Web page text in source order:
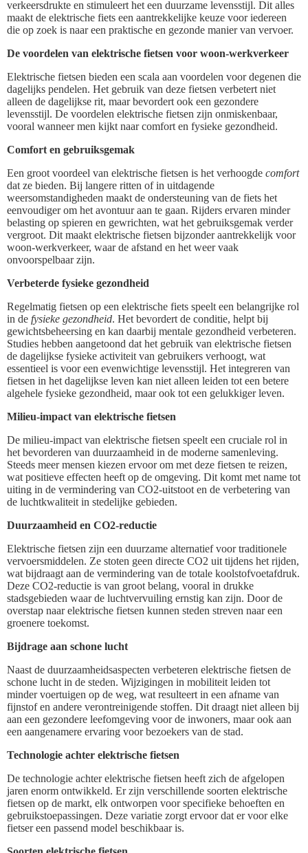
verkeersdrukte en stimuleert het een duurzame levensstijl. Dit alles
maakt de elektrische fiets een aantrekkelijke keuze voor iedereen
die op zoek is naar een praktische en gezonde manier van vervoer.
De voordelen van elektrische fietsen voor woon-werkverkeer
Elektrische fietsen bieden een scala aan voordelen voor degenen die
dagelijks pendelen. Het gebruik van deze fietsen verbetert niet
alleen de dagelijkse rit, maar bevordert ook een gezondere
levensstijl. De voordelen elektrische fietsen zijn onmiskenbaar,
vooral wanneer men kijkt naar comfort en fysieke gezondheid.
Comfort en gebruiksgemak
Een groot voordeel van elektrische fietsen is het verhoogde comfort
dat ze bieden. Bij langere ritten of in uitdagende
weersomstandigheden maakt de ondersteuning van de fiets het
eenvoudiger om het avontuur aan te gaan. Rijders ervaren minder
belasting op spieren en gewrichten, wat het gebruiksgemak verder
vergroot. Dit maakt elektrische fietsen bijzonder aantrekkelijk voor
woon-werkverkeer, waar de afstand en het weer vaak
onvoorspelbaar zijn.
Verbeterde fysieke gezondheid
Regelmatig fietsen op een elektrische fiets speelt een belangrijke rol
in de fysieke gezondheid. Het bevordert de conditie, helpt bij
gewichtsbeheersing en kan daarbij mentale gezondheid verbeteren.
Studies hebben aangetoond dat het gebruik van elektrische fietsen
de dagelijkse fysieke activiteit van gebruikers verhoogt, wat
essentieel is voor een evenwichtige levensstijl. Het integreren van
fietsen in het dagelijkse leven kan niet alleen leiden tot een betere
algehele fysieke gezondheid, maar ook tot een gelukkiger leven.
Milieu-impact van elektrische fietsen
De milieu-impact van elektrische fietsen speelt een cruciale rol in
het bevorderen van duurzaamheid in de moderne samenleving.
Steeds meer mensen kiezen ervoor om met deze fietsen te reizen,
wat positieve effecten heeft op de omgeving. Dit komt met name tot
uiting in de vermindering van CO2-uitstoot en de verbetering van
de luchtkwaliteit in stedelijke gebieden.
Duurzaamheid en CO2-reductie
Elektrische fietsen zijn een duurzame alternatief voor traditionele
vervoersmiddelen. Ze stoten geen directe CO2 uit tijdens het rijden,
wat bijdraagt aan de vermindering van de totale koolstofvoetafdruk.
Deze CO2-reductie is van groot belang, vooral in drukke
stadsgebieden waar de luchtvervuiling ernstig kan zijn. Door de
overstap naar elektrische fietsen kunnen steden streven naar een
groenere toekomst.
Bijdrage aan schone lucht
Naast de duurzaamheidsaspecten verbeteren elektrische fietsen de
schone lucht in de steden. Wijzigingen in mobiliteit leiden tot
minder voertuigen op de weg, wat resulteert in een afname van
fijnstof en andere verontreinigende stoffen. Dit draagt niet alleen bij
aan een gezondere leefomgeving voor de inwoners, maar ook aan
een aangenamere ervaring voor bezoekers van de stad.
Technologie achter elektrische fietsen
De technologie achter elektrische fietsen heeft zich de afgelopen
jaren enorm ontwikkeld. Er zijn verschillende soorten elektrische
fietsen op de markt, elk ontworpen voor specifieke behoeften en
gebruikstoepassingen. Deze variatie zorgt ervoor dat er voor elke
fietser een passend model beschikbaar is.